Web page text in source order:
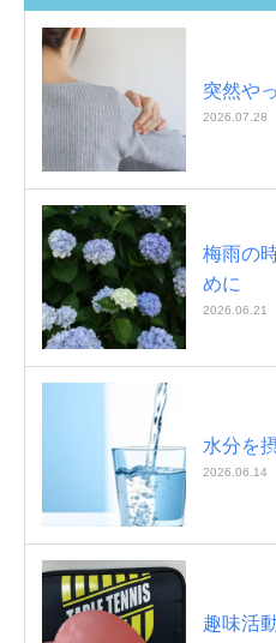
突然や
2026.07.28
梅雨の
めに
2026.06.21
水分を
2026.06.14
趣味活